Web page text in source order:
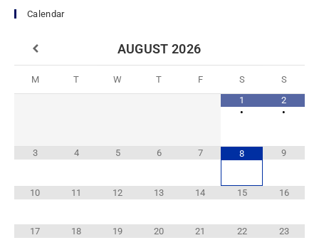
Calendar
AUGUST 2026
M T W T F S
S
1
•
2
•
3 4 5 6 7 8 9
10 11 12 13 14 15 16
17 18 19 20 21 22 23